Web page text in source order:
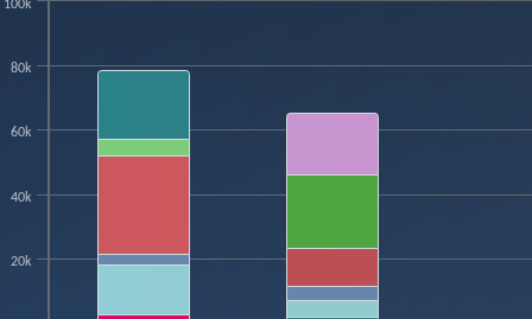
has 1 X axis displaying categories.
has 1 Y axis displaying mil. eur. Data ranges from 0 to 78455.61.
20k
40k
60k
80k
100k